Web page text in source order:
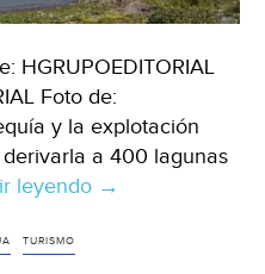
HGRUPOEDITORIAL
Foto de:
y la explotación
a 400 lagunas
leyendo Estado
→
TURISMO